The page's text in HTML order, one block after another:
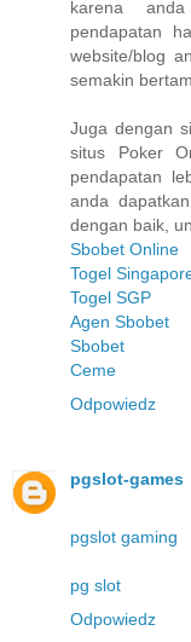
karena
pendapatan
website/blog
semakin
Juga dengan
situs Poker
pendapatan
anda
dengan baik,
Sbobet Online
Togel
Togel SGP
Agen Sbobet
Sbobet
Ceme
Odpowiedz
pgslot-games
pgslot gaming
pg slot
Odpowiedz